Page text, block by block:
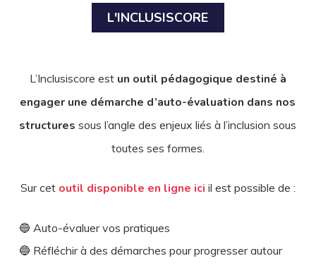
L'INCLUSISCORE
L’Inclusiscore est un outil pédagogique destiné à
engager une démarche d’auto-évaluation dans nos
structures sous l’angle des enjeux liés à l’inclusion sous
toutes ses formes.
Sur cet outil disponible en ligne ici il est possible de :
🔵 Auto-évaluer vos pratiques
🔵 Réfléchir à des démarches pour progresser autour